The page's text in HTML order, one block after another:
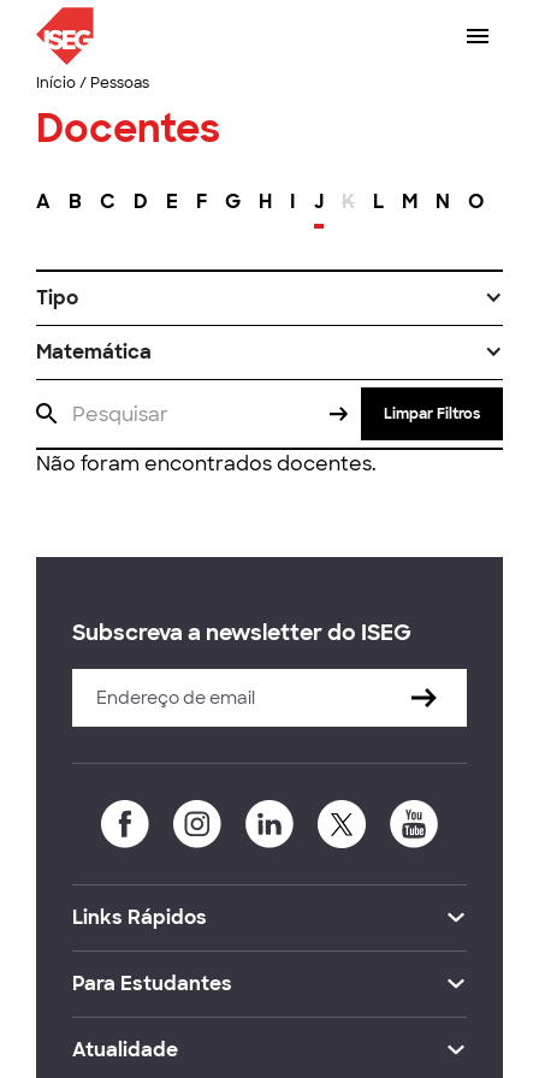
Início/ Pessoas
Docentes
A B C D E F G H I J K L M N O
Tipo
Matemática
Limpar Filtros
Não foram encontrados docentes.
Subscreva a newsletter do ISEG
Links Rápidos
Para Estudantes
Atualidade